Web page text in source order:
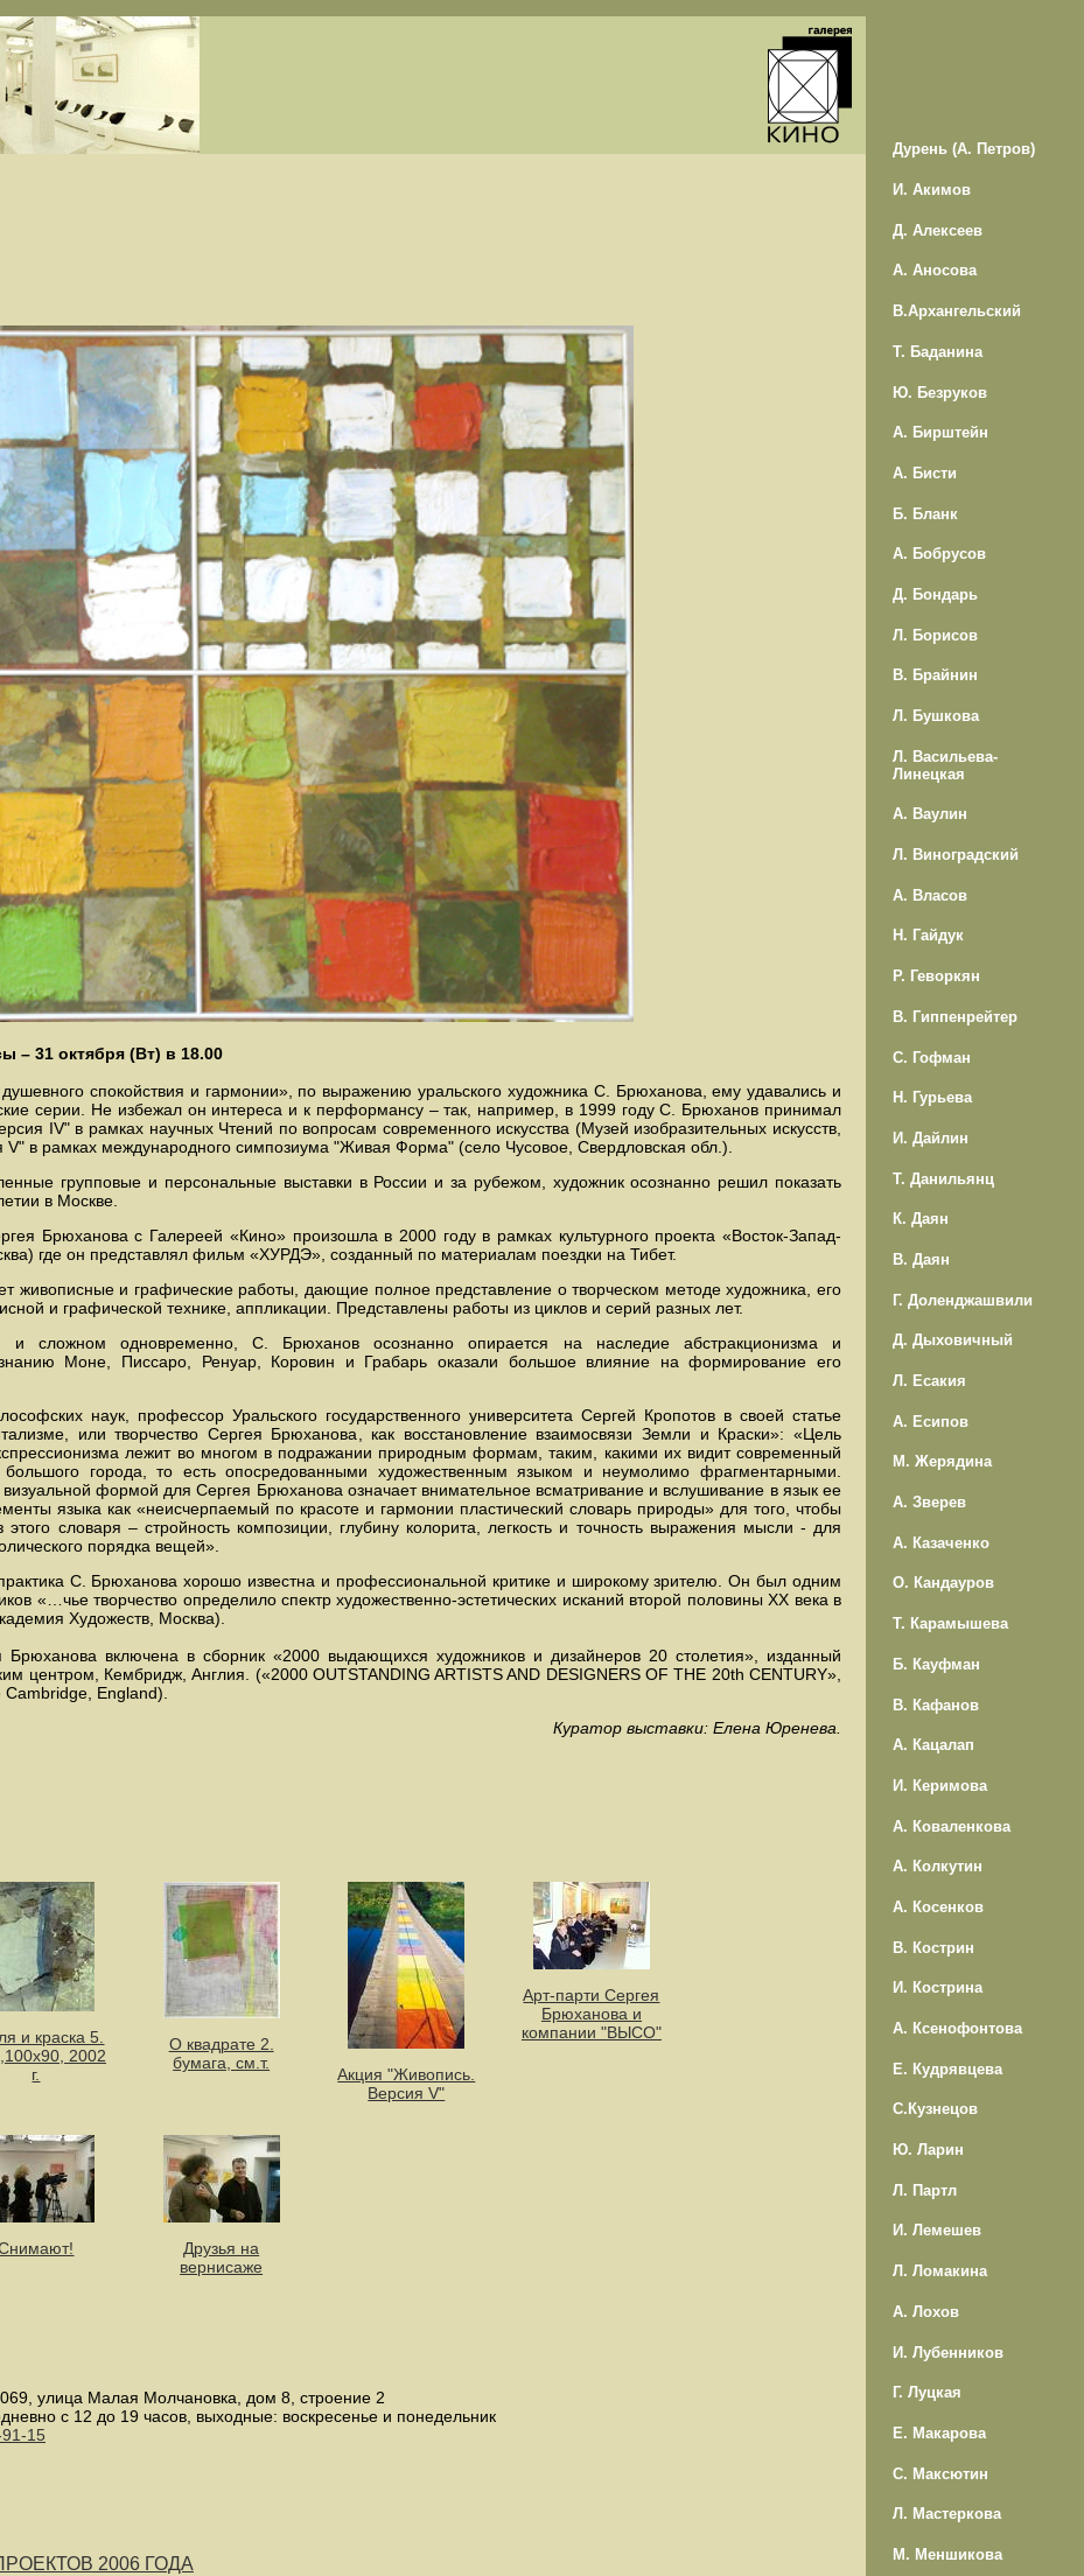
– 31 октября (Вт) в 18.00
спокойствия и гармонии», по выражению уральского художника С. Брюханова, ему удавались и
серии. Не избежал он интереса и к перформансу – так, например, в 1999 году С. Брюханов принимал
IV" в рамках научных Чтений по вопросам современного искусства (Музей изобразительных искусств,
V" в рамках международного симпозиума "Живая Форма" (село Чусовое, Свердловская обл.).
групповые и персональные выставки в России и за рубежом, художник осознанно решил показать
в Москве.
Брюханова с Галереей «Кино» произошла в 2000 году в рамках культурного проекта «Восток-Запад-
где он представлял фильм «ХУРДЭ», созданный по материалам поездки на Тибет.
живописные и графические работы, дающие полное представление о творческом методе художника, его
и графической технике, аппликации. Представлены работы из циклов и серий разных лет.
и сложном одновременно, С. Брюханов осознанно опирается на наследие абстракционизма и
Моне, Писсаро, Ренуар, Коровин и Грабарь оказали большое влияние на формирование его
наук, профессор Уральского государственного университета Сергей Кропотов в своей статье
или творчество Сергея Брюханова, как восстановление взаимосвязи Земли и Краски»: «Цель
лежит во многом в подражании природным формам, таким, какими их видит современный
города, то есть опосредованными художественным языком и неумолимо фрагментарными.
визуальной формой для Сергея Брюханова означает внимательное всматривание и вслушивание в язык ее
языка как «неисчерпаемый по красоте и гармонии пластический словарь природы» для того, чтобы
словаря – стройность композиции, глубину колорита, легкость и точность выражения мысли - для
порядка вещей».
С. Брюханова хорошо известна и профессиональной критике и широкому зрителю. Он был одним
«…чье творчество определило спектр художественно-эстетических исканий второй половины ХХ века в
Художеств, Москва).
Брюханова включена в сборник «2000 выдающихся художников и дизайнеров 20 столетия», изданный
центром, Кембридж, Англия. («2000 OUTSTANDING ARTISTS AND DESIGNERS OF THE 20th CENTURY»,
England).
Куратор выставки: Елена Юренева.
и краска 5.
2002
г.
О квадрате 2.
бумага, см.т.
Акция "Живопись.
Версия V"
Арт-парти Сергея
Брюханова и
компании "ВЫСО"
Друзья на
вернисаже
улица Малая Молчановка, дом 8, строение 2
с 12 до 19 часов, выходные: воскресенье и понедельник
15
2006 ГОДА
Дурень (А. Петров)
И. Акимов
Д. Алексеев
А. Аносова
В.Архангельский
Т. Баданина
Ю. Безруков
А. Бирштейн
А. Бисти
Б. Бланк
А. Бобрусов
Д. Бондарь
Л. Борисов
В. Брайнин
Л. Бушкова
Л. Васильева-
Линецкая
А. Ваулин
Л. Виноградский
А. Власов
Н. Гайдук
Р. Геворкян
В. Гиппенрейтер
С. Гофман
Н. Гурьева
И. Дайлин
Т. Данильянц
К. Даян
В. Даян
Г. Доленджашвили
Д. Дыховичный
Л. Есакия
А. Есипов
М. Жерядина
А. Зверев
А. Казаченко
О. Кандауров
Т. Карамышева
Б. Кауфман
В. Кафанов
А. Кацалап
И. Керимова
А. Коваленкова
А. Колкутин
А. Косенков
В. Кострин
И. Кострина
А. Ксенофонтова
Е. Кудрявцева
С.Кузнецов
Ю. Ларин
Л. Партл
И. Лемешев
Л. Ломакина
А. Лохов
И. Лубенников
Г. Луцкая
Е. Макарова
С. Максютин
Л. Мастеркова
М. Меншикова